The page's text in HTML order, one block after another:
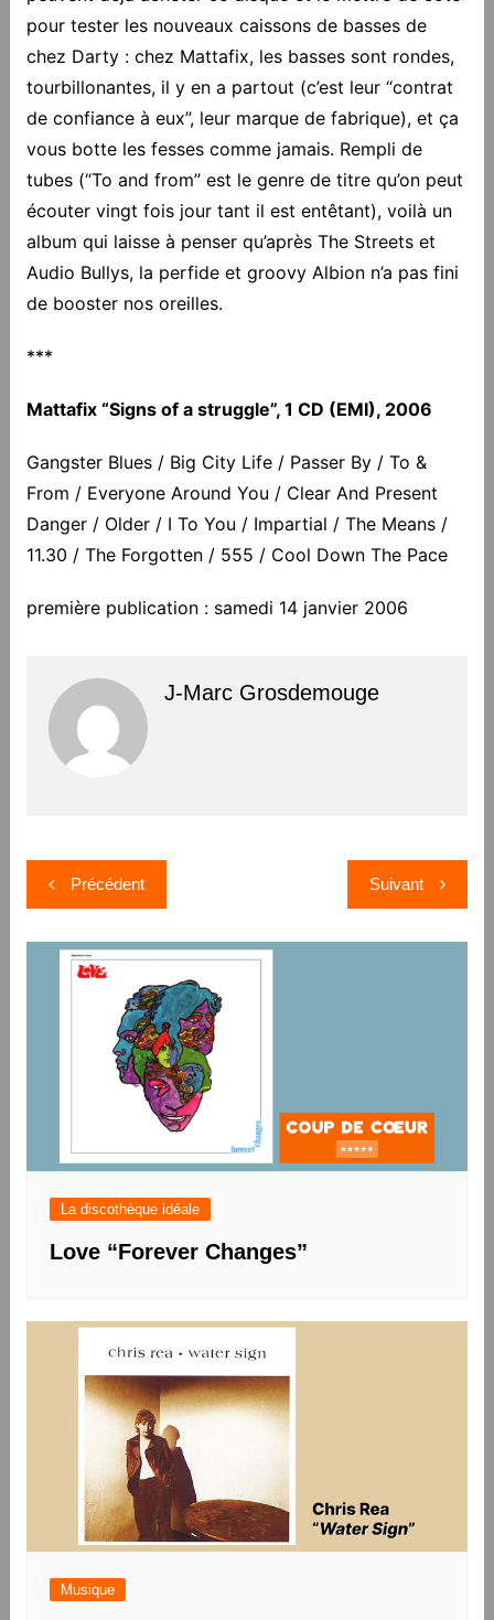
pour tester les nouveaux caissons de basses de
chez Darty : chez Mattafix, les basses sont rondes,
tourbillonantes, il y en a partout (c’est leur “contrat
de confiance à eux”, leur marque de fabrique), et ça
vous botte les fesses comme jamais. Rempli de
tubes (“To and from” est le genre de titre qu’on peut
écouter vingt fois jour tant il est entêtant), voilà un
album qui laisse à penser qu’après The Streets et
Audio Bullys, la perfide et groovy Albion n’a pas fini
de booster nos oreilles.
***
Mattafix “Signs of a struggle”, 1 CD (EMI), 2006
Gangster Blues / Big City Life / Passer By / To &
From / Everyone Around You / Clear And Present
Danger / Older / I To You / Impartial / The Means /
11.30 / The Forgotten / 555 / Cool Down The Pace
première publication : samedi 14 janvier 2006
J-Marc Grosdemouge
Navigation
de
l’article
Précédent Suivant
La discothèque idéale
Love “Forever Changes”
Musique